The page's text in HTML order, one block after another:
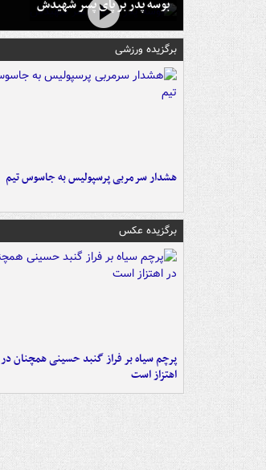
بوسه‌ پدر بر پای پسر شهیدش
برگزیده ورزشی
هشدار سرمربی پرسپولیس به جاسوس تیم
برگزیده عکس
پرچم سیاه بر فراز گنبد حسینی همچنان در
اهتزاز است